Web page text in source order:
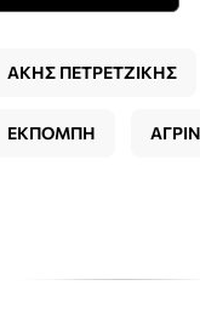
ΑΚΗΣ ΠΕΤΡΕΤΖΙΚΗΣ
ΕΚΠΟΜΠΗ